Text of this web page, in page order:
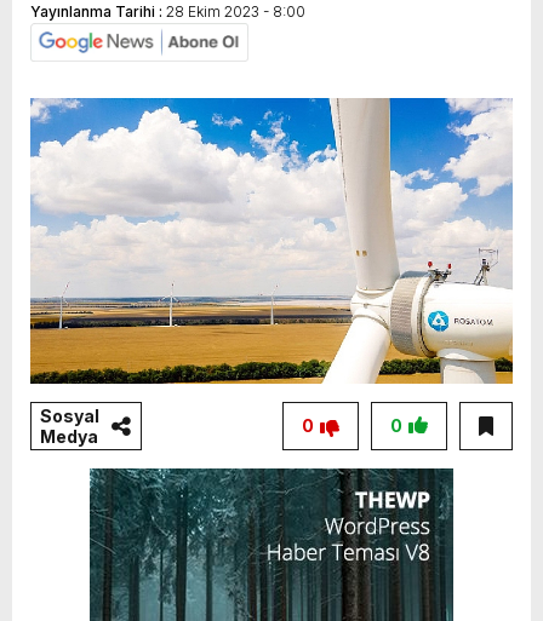
Yayınlanma Tarihi : 28 Ekim 2023 - 8:00
Sosyal
Medya
0
0